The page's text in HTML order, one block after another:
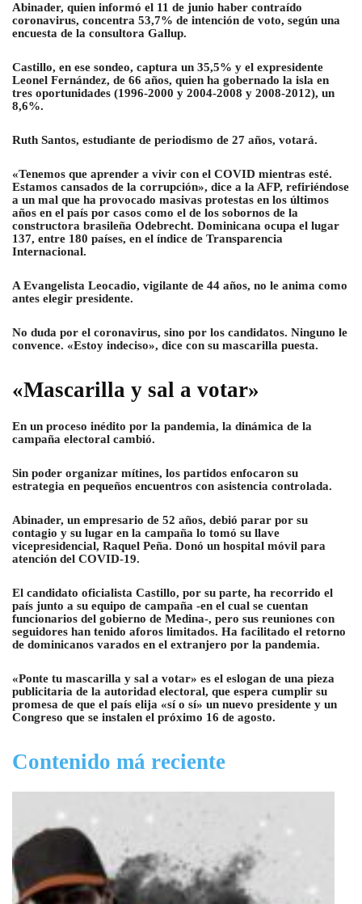
Abinader, quien informó el 11 de junio haber contraído
coronavirus, concentra 53,7% de intención de voto, según una
encuesta de la consultora Gallup.
Castillo, en ese sondeo, captura un 35,5% y el expresidente
Leonel Fernández, de 66 años, quien ha gobernado la isla en
tres oportunidades (1996-2000 y 2004-2008 y 2008-2012), un
8,6%.
Ruth Santos, estudiante de periodismo de 27 años, votará.
«Tenemos que aprender a vivir con el COVID mientras esté.
Estamos cansados de la corrupción», dice a la AFP, refiriéndose
a un mal que ha provocado masivas protestas en los últimos
años en el país por casos como el de los sobornos de la
constructora brasileña Odebrecht. Dominicana ocupa el lugar
137, entre 180 países, en el índice de Transparencia
Internacional.
A Evangelista Leocadio, vigilante de 44 años, no le anima como
antes elegir presidente.
No duda por el coronavirus, sino por los candidatos. Ninguno le
convence. «Estoy indeciso», dice con su mascarilla puesta.
«Mascarilla y sal a votar»
En un proceso inédito por la pandemia, la dinámica de la
campaña electoral cambió.
Sin poder organizar mítines, los partidos enfocaron su
estrategia en pequeños encuentros con asistencia controlada.
Abinader, un empresario de 52 años, debió parar por su
contagio y su lugar en la campaña lo tomó su llave
vicepresidencial, Raquel Peña. Donó un hospital móvil para
atención del COVID-19.
El candidato oficialista Castillo, por su parte, ha recorrido el
país junto a su equipo de campaña -en el cual se cuentan
funcionarios del gobierno de Medina-, pero sus reuniones con
seguidores han tenido aforos limitados. Ha facilitado el retorno
de dominicanos varados en el extranjero por la pandemia.
«Ponte tu mascarilla y sal a votar» es el eslogan de una pieza
publicitaria de la autoridad electoral, que espera cumplir su
promesa de que el país elija «sí o sí» un nuevo presidente y un
Congreso que se instalen el próximo 16 de agosto.
Contenido má reciente